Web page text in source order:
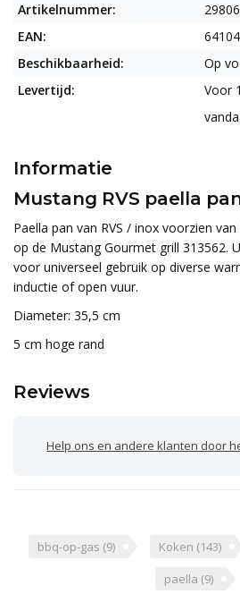
Artikelnummer:
EAN:
Beschikbaarheid:
Op
Levertijd:
Voor
Informatie
Mustang RVS paella
Paella pan van RVS / inox voorzien
op de Mustang Gourmet grill 313562.
voor universeel gebruik op diverse
inductie of open vuur.
Diameter: 35,5 cm
5 cm hoge rand
Reviews
Help ons en andere klanten door het
bbq-op-gas (9) Koken (143)
paella (9)